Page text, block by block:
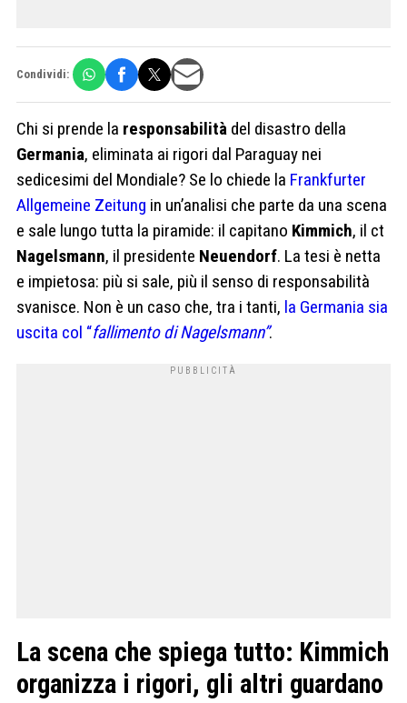
Condividi:
Chi si prende la responsabilità del disastro della
Germania, eliminata ai rigori dal Paraguay nei
sedicesimi del Mondiale? Se lo chiede la Frankfurter
Allgemeine Zeitung in un’analisi che parte da una scena
e sale lungo tutta la piramide: il capitano Kimmich, il ct
Nagelsmann, il presidente Neuendorf. La tesi è netta
e impietosa: più si sale, più il senso di responsabilità
svanisce. Non è un caso che, tra i tanti, la Germania sia
uscita col “fallimento di Nagelsmann”.
La scena che spiega tutto: Kimmich
organizza i rigori, gli altri guardano